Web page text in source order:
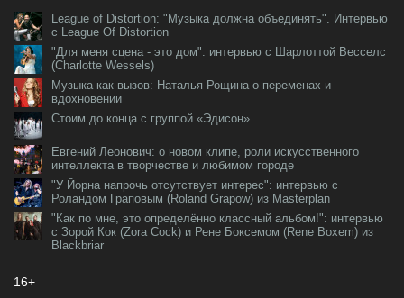
League of Distortion: "Музыка должна объединять". Интервью
с League Of Distortion
"Для меня сцена - это дом": интервью с Шарлоттой Весселс
(Charlotte Wessels)
Музыка как вызов: Наталья Рощина о переменах и
вдохновении
Стоим до конца с группой «Эдисон»
Евгений Леонович: о новом клипе, роли искусственного
интеллекта в творчестве и любимом городе
"У Йорна напрочь отсутствует интерес": интервью с
Роландом Граповым (Roland Grapow) из Masterplan
"Как по мне, это определённо классный альбом!": интервью
с Зорой Кок (Zora Cock) и Рене Боксемом (Rene Boxem) из
Blackbriar
16+